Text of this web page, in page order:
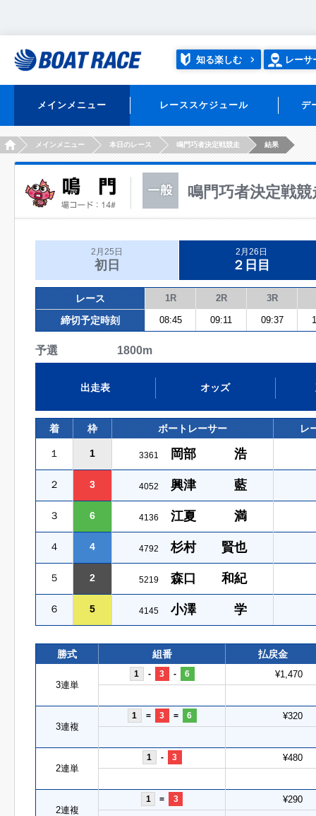
知る楽しむ レーサ
メインメニュー レーススケジュール デ
HOMEメインメニュー 本日のレース 鳴門巧者決定戦競走 結果
鳴門巧者決定戦競
2月25日
初日
2月26日
２日目
レース 1R 2R 3R
締切予定時刻 08:45 09:11 09:37
予選 1800m
出走表 オッズ
着 枠 ボートレーサー レ
１ 1 3361 岡部 浩
２ 3 4052 興津 藍
３ 6 4136 江夏 満
４ 4 4792 杉村 賢也
５ 2 5219 森口 和紀
６ 5 4145 小澤 学
勝式 組番 払戻金
3連単
1 - 3 - 6 ¥1,470
3連複
1 = 3 = 6 ¥320
2連単
1 - 3 ¥480
2連複
1 = 3 ¥290